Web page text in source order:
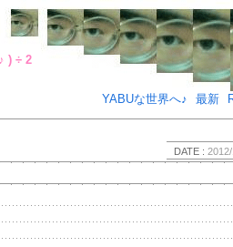
な戯言･･
YABUな世界へ♪
最新
DATE :